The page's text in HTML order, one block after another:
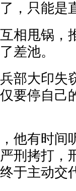
，只能是
相甩锅，
差池。
部大印失
要停自己
他有时间
刑拷打，
于主动交